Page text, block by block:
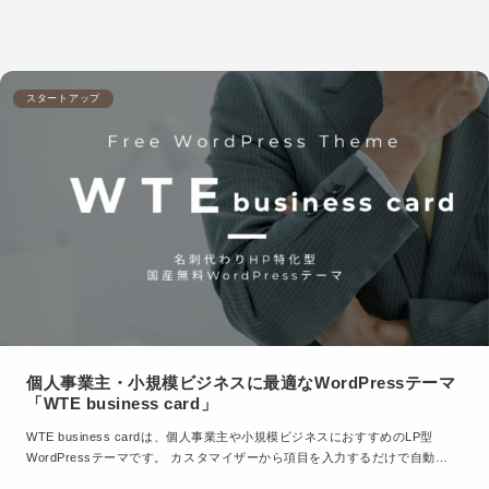
スタートアップ
個人事業主・小規模ビジネスに最適なWordPressテーマ
「WTE business card」
WTE business cardは、個人事業主や小規模ビジネスにおすすめのLP型
WordPressテーマです。 カスタマイザーから項目を入力するだけで自動…